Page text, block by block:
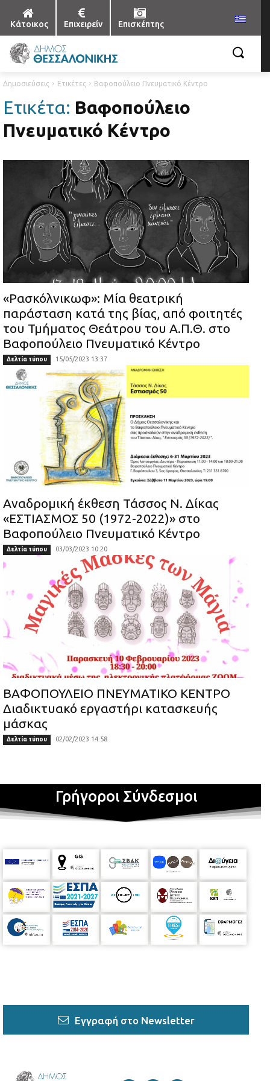
Κάτοικος Επιχειρείν Επισκέπτης
Δημοσιεύσεις Ετικέτες Βαφοπούλειο Πνευματικό Κέντρο
Ετικέτα: Βαφοπούλειο
Πνευματικό Κέντρο
«Ρασκόλνικωφ»: Μία θεατρική
παράσταση κατά της βίας, από φοιτητές
του Τμήματος Θεάτρου του Α.Π.Θ. στο
Βαφοπούλειο Πνευματικό Κέντρο
Δελτία τύπου 15/05/2023 13:37
Αναδρομική έκθεση Τάσσος Ν. Δίκας
«ΕΣΤΙΑΣΜΟΣ 50 (1972-2022)» στο
Βαφοπούλειο Πνευματικό Κέντρο
Δελτία τύπου 03/03/2023 10:20
ΒΑΦΟΠΟΥΛΕΙΟ ΠΝΕΥΜΑΤΙΚΟ ΚΕΝΤΡΟ
Διαδικτυακό εργαστήρι κατασκευής
μάσκας
Δελτία τύπου 02/02/2023 14:58
Γρήγοροι Σύνδεσμοι
Εγγραφή στο Newsletter